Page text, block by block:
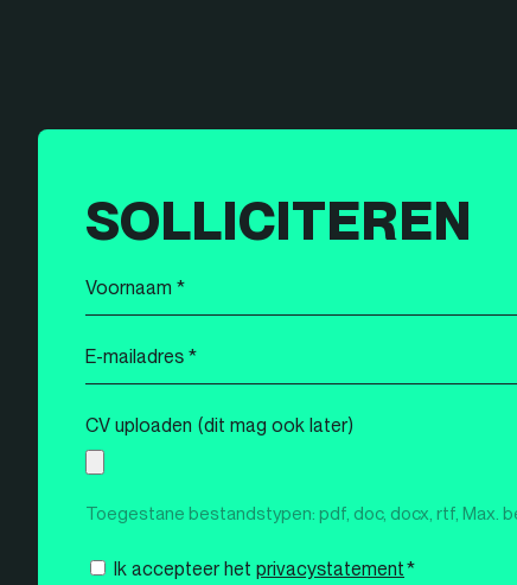
SOLLICITEREN
Voornaam
*
E-
mailadres
*
CV uploaden (dit mag ook later)
Toegestane bestandstypen: pdf, doc, docx, rtf, Max.
Instemming
Ik accepteer het privacystatement*